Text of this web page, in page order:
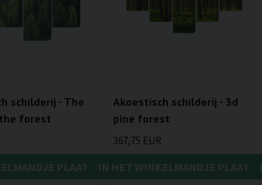
schilderij - The
forest
PLAATSEN
Akoestisch schilderij - 3d
pine forest
367,75 EUR
IN HET WINKELMANDJE